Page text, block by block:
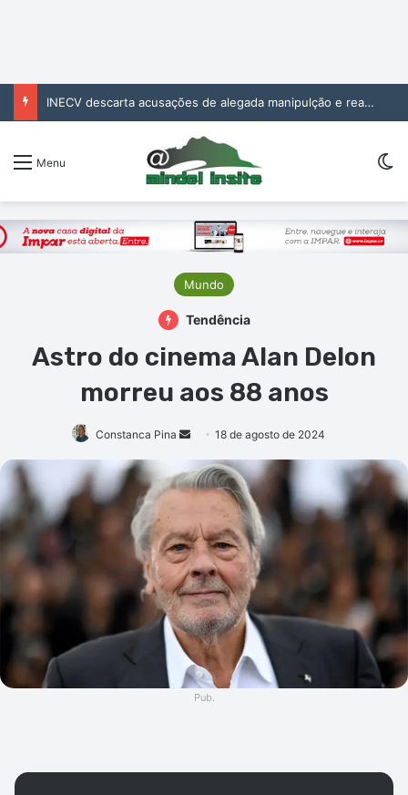
INECV descarta acusações de alegada manipulção e reafirma independência e rigor das estatísticas oficiais
Menu
Mundo
Tendência
Astro do cinema Alan Delon
morreu aos 88 anos
Constanca Pina
Mande
e-
18 de agosto de 2024
Pub.